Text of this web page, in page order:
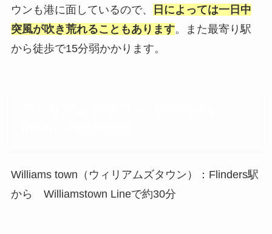
ウンも港に面しているので、
日によっては一日中
突風が吹き荒れることもあります。また最寄り駅
から徒歩で15分弱かかります。
Williams town（ウィリアムズタウン）：Flinders駅
から Williamstown Lineで約30分